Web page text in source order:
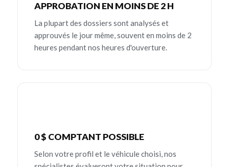
APPROBATION EN MOINS DE 2 H
La plupart des dossiers sont analysés et
approuvés le jour même, souvent en moins de 2
heures pendant nos heures d'ouverture.
0 $ COMPTANT POSSIBLE
Selon votre profil et le véhicule choisi, nos